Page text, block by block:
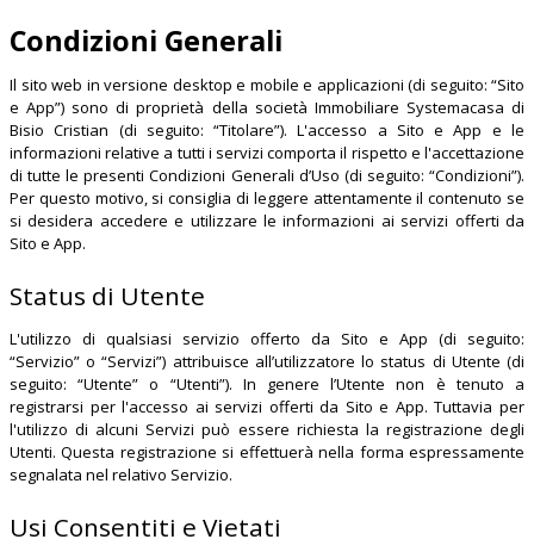
Condizioni Generali
Il sito web in versione desktop e mobile e applicazioni (di seguito: “Sito
e App”) sono di proprietà della società Immobiliare Systemacasa di
Bisio Cristian (di seguito: “Titolare”). L'accesso a Sito e App e le
informazioni relative a tutti i servizi comporta il rispetto e l'accettazione
di tutte le presenti Condizioni Generali d’Uso (di seguito: “Condizioni”).
Per questo motivo, si consiglia di leggere attentamente il contenuto se
si desidera accedere e utilizzare le informazioni ai servizi offerti da
Sito e App.
Status di Utente
L'utilizzo di qualsiasi servizio offerto da Sito e App (di seguito:
“Servizio” o “Servizi”) attribuisce all’utilizzatore lo status di Utente (di
seguito: “Utente” o “Utenti”). In genere l’Utente non è tenuto a
registrarsi per l'accesso ai servizi offerti da Sito e App. Tuttavia per
l'utilizzo di alcuni Servizi può essere richiesta la registrazione degli
Utenti. Questa registrazione si effettuerà nella forma espressamente
segnalata nel relativo Servizio.
Usi Consentiti e Vietati